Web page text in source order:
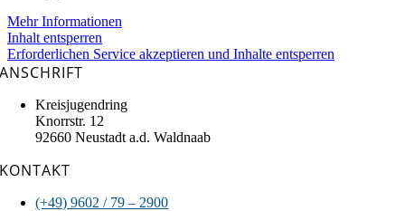
Mehr Informationen
Inhalt entsperren
Erforderlichen Service akzeptieren und Inhalte entsperren
ANSCHRIFT
Kreisjugendring
Knorrstr. 12
92660 Neustadt a.d. Waldnaab
KONTAKT
(+49) 9602 / 79 – 2900